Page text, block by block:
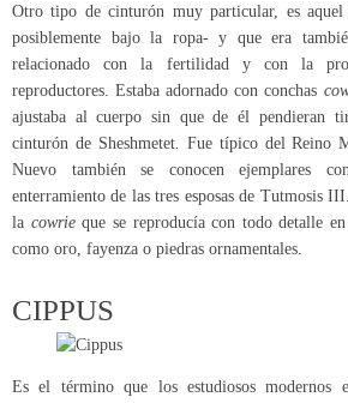
Otro tipo de cinturón muy particular, es aquel
posiblemente bajo la ropa- y que era
relacionado con la fertilidad y con la
reproductores. Estaba adornado con conchas
ajustaba al cuerpo sin que de él pendieran
cinturón de Sheshmetet. Fue típico del Reino
Nuevo también se conocen ejemplares
enterramiento de las tres esposas de Tutmosis
la cowrieque se reproducía con todo detalle
como oro, fayenza o piedras ornamentales.
CIPPUS
Es el término que los estudiosos modernos